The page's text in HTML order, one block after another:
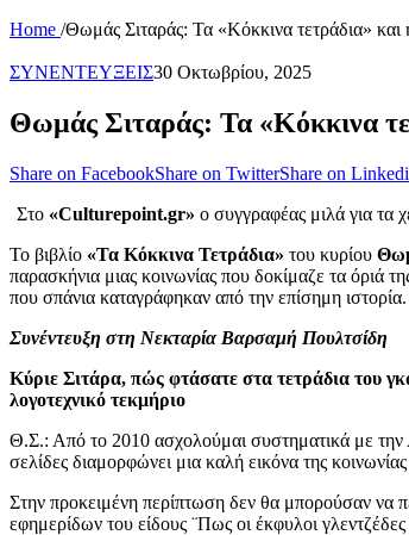
Home /Θωμάς Σιταράς: Τα «Κόκκινα τετράδια»
ΣΥΝΕΝΤΕΥΞΕΙΣ30 Οκτωβρίου, 2025
Θωμάς Σιταράς: Τα «Κόκκινα
Share on FacebookShare on TwitterShare on
Στo «Culturepoint.gr» ο συγγραφέας μιλά για τα
Το βιβλίο «Τα Κόκκινα Τετράδια» του κυρίου
παρασκήνια μιας κοινωνίας που δοκίμαζε τα όριά
που σπάνια καταγράφηκαν από την επίσημη ιστορία.
Συνέντευξη στη Νεκταρία Βαρσαμή Πουλτσίδη
Κύριε Σιτάρα, πώς φτάσατε στα τετράδια του
λογοτεχνικό τεκμήριο
Θ.Σ.: Από το 2010 ασχολούμαι συστηματικά με την
σελίδες διαμορφώνει μια καλή εικόνα της
Στην προκειμένη περίπτωση δεν θα μπορούσαν να
εφημερίδων του είδους ¨Πως οι έκφυλοι